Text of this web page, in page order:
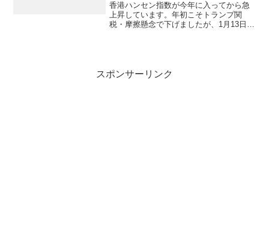
香港ハンセン指数が今年に入ってから急
上昇しています。年初こそトランプ関
税・摩擦懸念で下げましたが、1月13日に
スポンサーリンク